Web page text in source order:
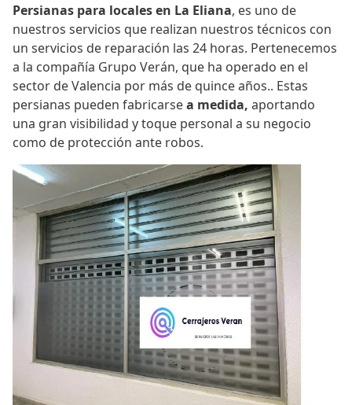
Persianas para locales en La Eliana, es uno de
nuestros servicios que realizan nuestros técnicos con
un servicios de reparación las 24 horas. Pertenecemos
a la compañía Grupo Verán, que ha operado en el
sector de Valencia por más de quince años.. Estas
persianas pueden fabricarsea medida, aportando
una gran visibilidad y toque personal a su negocio
como de protección ante robos.